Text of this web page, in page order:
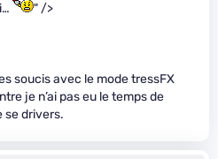
" />
soucis avec le mode tressFX
je n’ai pas eu le temps de
se drivers.